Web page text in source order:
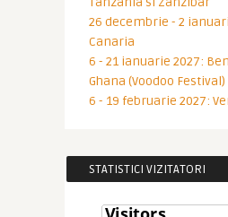
26 decembrie - 2
Canaria
6 - 21 ianuarie 2027:
Ghana (Voodoo Festival)
6 - 19 februarie 2027:
STATISTICI VIZITATORI